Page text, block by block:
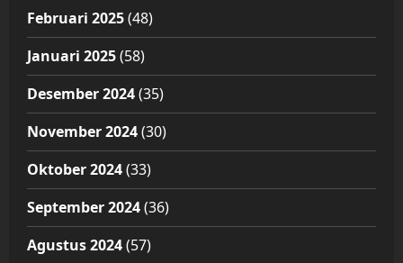
Februari 2025(48)
Januari 2025(58)
Desember 2024(35)
November 2024(30)
Oktober 2024(33)
September 2024(36)
Agustus 2024(57)